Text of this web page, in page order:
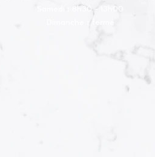
Samedi : 8h30 - 13h00
Dimanche : fermé